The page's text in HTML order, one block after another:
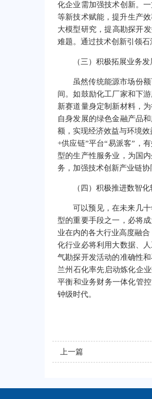
化企业需加强技术创新。
等新技术赋能，提升生产
大模型研究，提高勘探开
难题。通过技术创新引领
（三）积极拓展业务发
虽然传统能源市场份
间。如鼓励化工厂家和下
新赛道量身定制新材料，
自身发展的绿色金融产品
额，实现经济效益与环境
+供应链”平台“易派客”，
型的生产性服务业，为国
务，加强技术创新产业链
（四）积极推进数智化
可以预见，在未来几
型的重要手段之一，必将
业在内的各大行业高度融
化行业必将利用大数据、
气勘探开发活动的准确性
兰州石化率先启动炼化企
平衡和业务财务一体化管
钟级时代。
上一篇